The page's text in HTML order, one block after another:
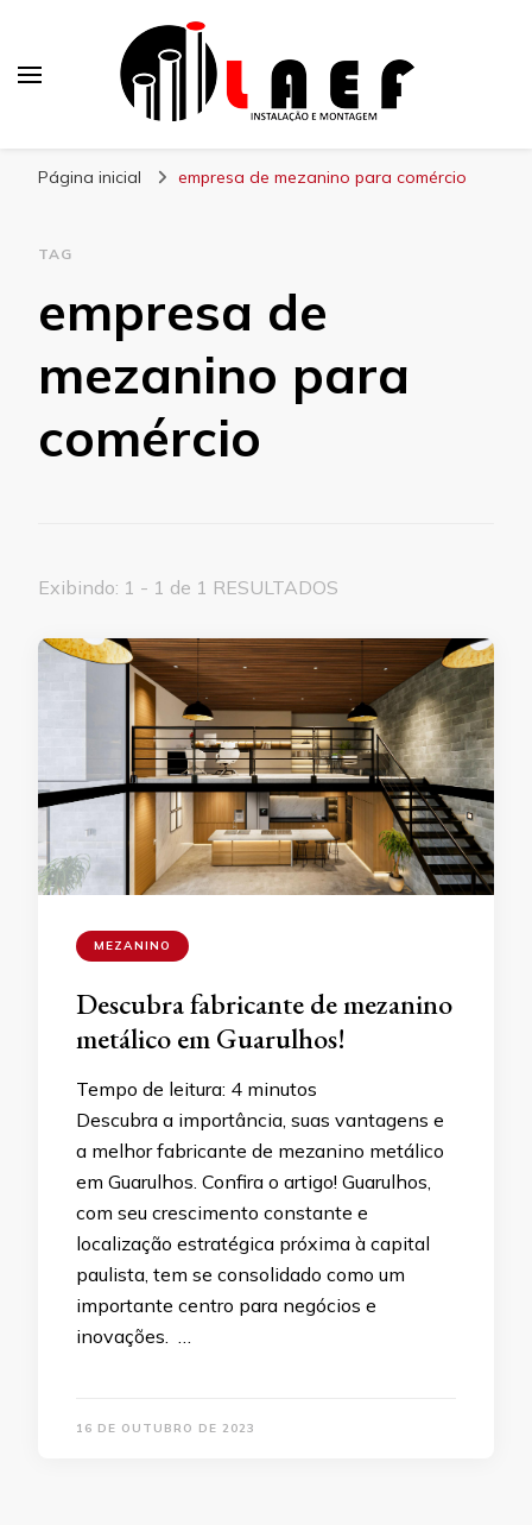
Página inicial empresa de mezanino para comércio
TAG
empresa de
mezanino para
comércio
Exibindo: 1 - 1 de 1 RESULTADOS
MEZANINO
Descubra fabricante de mezanino
metálico em Guarulhos!
Tempo de leitura: 4 minutos
Descubra a importância, suas vantagens e
a melhor fabricante de mezanino metálico
em Guarulhos. Confira o artigo! Guarulhos,
com seu crescimento constante e
localização estratégica próxima à capital
paulista, tem se consolidado como um
importante centro para negócios e
inovações. …
16 DE OUTUBRO DE 2023